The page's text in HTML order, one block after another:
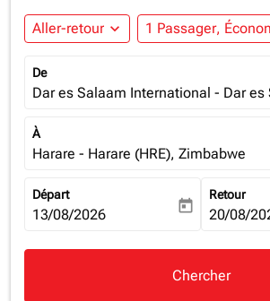
Aller-retour expand_more 1 Passager,
De
Dar es Salaam International - Dar
À
Harare - Harare (HRE), Zimbabwe
Départ
fc-booking-departure-date-aria-label
13/08/2026 today
Retour
fc-
20/08/
Chercher